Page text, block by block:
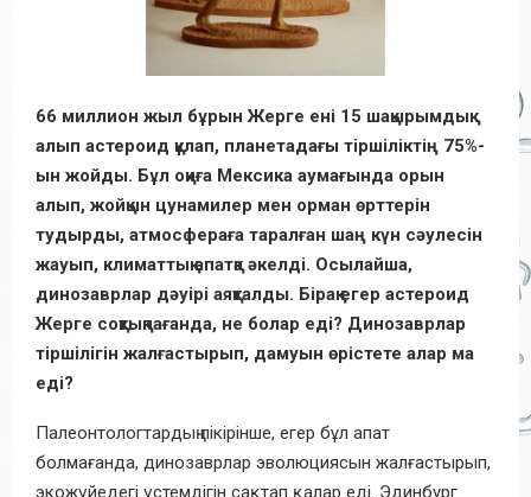
66 миллион жыл бұрын Жерге ені 15 шақырымдық
алып астероид құлап, планетадағы тіршіліктің 75%-
ын жойды. Бұл оқиға Мексика аумағында орын
алып, жойқын цунамилер мен орман өрттерін
тудырды, атмосфераға таралған шаң күн сәулесін
жауып, климаттық апатқа әкелді. Осылайша,
динозаврлар дәуірі аяқталды. Бірақ егер астероид
Жерге соқтықпағанда, не болар еді? Динозаврлар
тіршілігін жалғастырып, дамуын өрістете алар ма
еді?
Палеонтологтардың пікірінше, егер бұл апат
болмағанда, динозаврлар эволюциясын жалғастырып,
экожүйедегі үстемдігін сақтап қалар еді. Эдинбург